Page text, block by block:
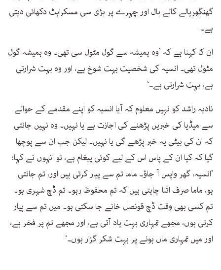
گھنگھریالے کالے بال اور چہرے پر بڑی سی مسکراہٹ دکھائی دیتی
ہے۔
ان کا کہنا ہے کہ ’وہ ہمیشہ سے گول مٹول سی تھی۔ وہ ہمیشہ گول
مٹول تھی۔ انسیہ کی شخصیت بہت شوخ ہے، اور وہ بہت شرارتی
ہے، بہت شرارتی ہے۔‘
نادیہ راشد کو نہیں معلوم کہ آیا انسیہ کو اپنے مقدمے کے حوالے
سے میڈیا کی خبریں پڑھنے کی اجازت ہے یا نہیں۔ وہ نہیں جانتی
کہ ان کی بیٹی یہ خبر پڑھے گی یا نہیں۔ لیکن جب ان سے پوچھا
گیا کہ کیا ان کے پاس اس کے لیے کوئی پیغام ہے، تو انہوں نے کہا:
’انسیہ، گھر واپس آ جاؤ۔ ماما تم سے پیار کرتی ہیں اور، تم جانتی
ہو، ماما صرف اتنا چاہتی ہیں کہ تم محفوظ رہو۔ تم ڈچ شہری ہو۔
تم کسی بھی وقت ڈچ قونصل خانے جا سکتی ہو۔ میں تم سے پیار
کرتی ہوں، مجھے تمہاری بہت یاد آتی ہے، اور مجھے تم پر فخر ہے،
اور میں تمہاری ماں ہونے پر بہت شکر گزار ہوں۔‘